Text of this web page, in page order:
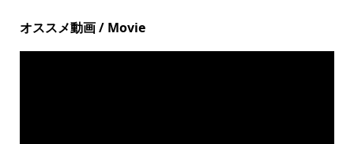
オススメ動画 / Movie